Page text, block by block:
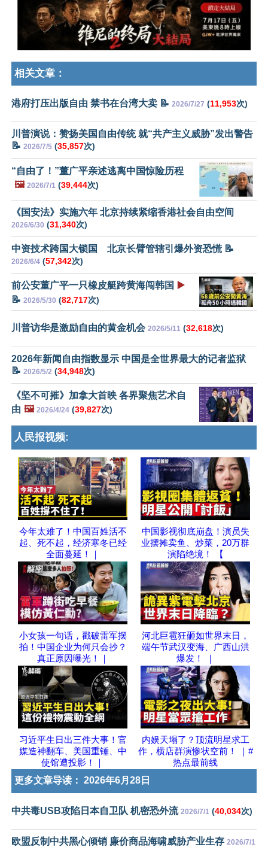
相关文章：
港府打压出版自由 禁书在台湾大卖 📝 2026/7/27 (11,953次)
川普演说：赞扬美国自由传统 就“共产主义威胁”发出警告
📝 2026/7/5 (35,857次)
“自由了！”董广平亲述逃离中国惊险历程
🖼️ 2026/7/1 (39,444次)
《国安法》实施六年 北京持续紧缩香港社会自由空间
2026/6/30 (31,340次)
中资技术跨国大锁国 北京长臂管辖引爆外资恐慌 📝
2026/6/4 (57,342次)
前公安董广平一只橡皮艇跨黄海闯韩国 ▶️
📝 2026/5/30 (82,717次)
川普访华是激励自由的黄金机会 2026/5/11 (32,618次)
2026年新闻自由指数显示 中国是全世界最大的记者监狱
📝 2026/5/2 (34,948次)
《坚不可摧》加拿大首映 各界聚焦艺术自
由 🖼️ 2026/4/24 (39,827次)
人民报视频:
今年太难了！中国百姓活不
起、死不起，经济寒冬已经
全面蔓延！｜
中国影视彻底崩盘！演员失
业摆摊卖鱼、炒菜，20万群
演陷绝境！ 【
小女孩一句话，戳破雷军摆
拍！中国企业为何只会抄？
真正原因曝光！｜
河北巨雹狂砸如世界末日，
端午节武汉变海、广西山洪
爆发！ ｜
习近平生日出三件大事！官
媒造神翻车、美国重锤、中
使馆遭投影！｜
内娱天塌了？顶流明星求工
作，横店群演惨状空前！ ｜#
热点最前线
更多文章导读： 2026年6月28日
中共毒USB攻陷日本自卫队 机密恐外流 2026/7/1 (40,034次)
欧盟反制中共黑心倾销 廉价商品海啸威胁产业生存 2026/7/1